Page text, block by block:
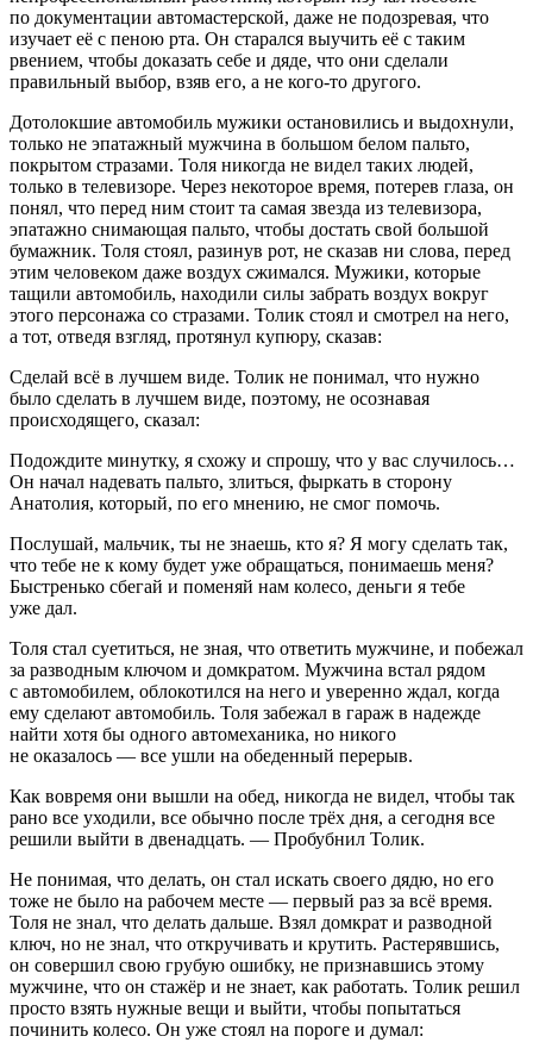
по документации автомастерской, даже не подозревая, что
изучает её с пеною рта. Он старался выучить её с таким
рвением, чтобы доказать себе и дяде, что они сделали
правильный выбор, взяв его, а не кого-то другого.
Дотолокшие автомобиль мужики остановились и выдохнули,
только не эпатажный мужчина в большом белом пальто,
покрытом стразами. Толя никогда не видел таких людей,
только в телевизоре. Через некоторое время, потерев глаза, он
понял, что перед ним стоит та самая звезда из телевизора,
эпатажно снимающая пальто, чтобы достать свой большой
бумажник. Толя стоял, разинув рот, не сказав ни слова, перед
этим человеком даже воздух сжимался. Мужики, которые
тащили автомобиль, находили силы забрать воздух вокруг
этого персонажа со стразами. Толик стоял и смотрел на него,
а тот, отведя взгляд, протянул купюру, сказав:
Сделай всё в лучшем виде. Толик не понимал, что нужно
было сделать в лучшем виде, поэтому, не осознавая
происходящего, сказал:
Подождите минутку, я схожу и спрошу, что у вас случилось…
Он начал надевать пальто, злиться, фыркать в сторону
Анатолия, который, по его мнению, не смог помочь.
Послушай, мальчик, ты не знаешь, кто я? Я могу сделать так,
что тебе не к кому будет уже обращаться, понимаешь меня?
Быстренько сбегай и поменяй нам колесо, деньги я тебе
уже дал.
Толя стал суетиться, не зная, что ответить мужчине, и побежал
за разводным ключом и домкратом. Мужчина встал рядом
с автомобилем, облокотился на него и уверенно ждал, когда
ему сделают автомобиль. Толя забежал в гараж в надежде
найти хотя бы одного автомеханика, но никого
не оказалось — все ушли на обеденный перерыв.
Как вовремя они вышли на обед, никогда не видел, чтобы так
рано все уходили, все обычно после трёх дня, а сегодня все
решили выйти в двенадцать. — Пробубнил Толик.
Не понимая, что делать, он стал искать своего дядю, но его
тоже не было на рабочем месте — первый раз за всё время.
Толя не знал, что делать дальше. Взял домкрат и разводной
ключ, но не знал, что откручивать и крутить. Растерявшись,
он совершил свою грубую ошибку, не признавшись этому
мужчине, что он стажёр и не знает, как работать. Толик решил
просто взять нужные вещи и выйти, чтобы попытаться
починить колесо. Он уже стоял на пороге и думал: